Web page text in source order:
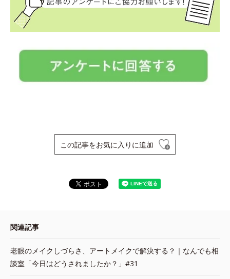
この記事をお気に入りに追加
関連記事
老眼のメイクしづらさ、アートメイクで解決する？｜なんでも相
談室「今日はどうされましたか？」#31